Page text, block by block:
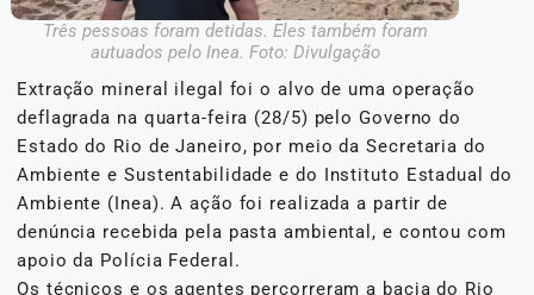
Três pessoas foram detidas. Eles também foram
autuados pelo Inea. Foto: Divulgação
Extração mineral ilegal foi o alvo de uma operação
deflagrada na quarta-feira (28/5) pelo Governo do
Estado do Rio de Janeiro, por meio da Secretaria do
Ambiente e Sustentabilidade e do Instituto Estadual do
Ambiente (Inea). A ação foi realizada a partir de
denúncia recebida pela pasta ambiental, e contou com
apoio da Polícia Federal.
Os técnicos e os agentes percorreram a bacia do Rio